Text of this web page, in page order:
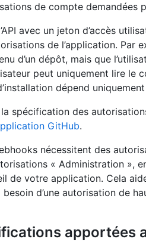
de compte demandées
avec un jeton d’accès
de l’application. Par
d’un dépôt, mais que
peut uniquement lire le
dépend
spécification des
GitHub.
nécessitent des
« Administration »,
de votre application. Cela
d’une autorisation de
apportées